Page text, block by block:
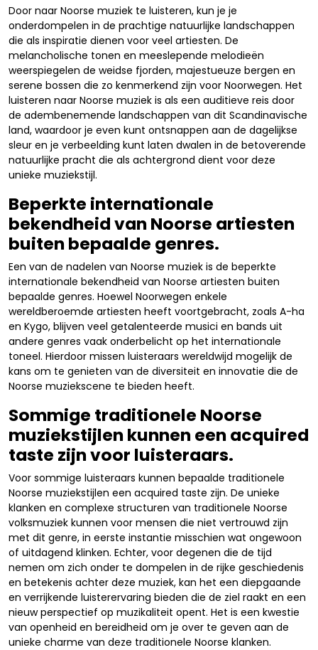
Door naar Noorse muziek te luisteren, kun je je
onderdompelen in de prachtige natuurlijke landschappen
die als inspiratie dienen voor veel artiesten. De
melancholische tonen en meeslepende melodieën
weerspiegelen de weidse fjorden, majestueuze bergen en
serene bossen die zo kenmerkend zijn voor Noorwegen. Het
luisteren naar Noorse muziek is als een auditieve reis door
de adembenemende landschappen van dit Scandinavische
land, waardoor je even kunt ontsnappen aan de dagelijkse
sleur en je verbeelding kunt laten dwalen in de betoverende
natuurlijke pracht die als achtergrond dient voor deze
unieke muziekstijl.
Beperkte internationale
bekendheid van Noorse artiesten
buiten bepaalde genres.
Een van de nadelen van Noorse muziek is de beperkte
internationale bekendheid van Noorse artiesten buiten
bepaalde genres. Hoewel Noorwegen enkele
wereldberoemde artiesten heeft voortgebracht, zoals A-ha
en Kygo, blijven veel getalenteerde musici en bands uit
andere genres vaak onderbelicht op het internationale
toneel. Hierdoor missen luisteraars wereldwijd mogelijk de
kans om te genieten van de diversiteit en innovatie die de
Noorse muziekscene te bieden heeft.
Sommige traditionele Noorse
muziekstijlen kunnen een acquired
taste zijn voor luisteraars.
Voor sommige luisteraars kunnen bepaalde traditionele
Noorse muziekstijlen een acquired taste zijn. De unieke
klanken en complexe structuren van traditionele Noorse
volksmuziek kunnen voor mensen die niet vertrouwd zijn
met dit genre, in eerste instantie misschien wat ongewoon
of uitdagend klinken. Echter, voor degenen die de tijd
nemen om zich onder te dompelen in de rijke geschiedenis
en betekenis achter deze muziek, kan het een diepgaande
en verrijkende luisterervaring bieden die de ziel raakt en een
nieuw perspectief op muzikaliteit opent. Het is een kwestie
van openheid en bereidheid om je over te geven aan de
unieke charme van deze traditionele Noorse klanken.